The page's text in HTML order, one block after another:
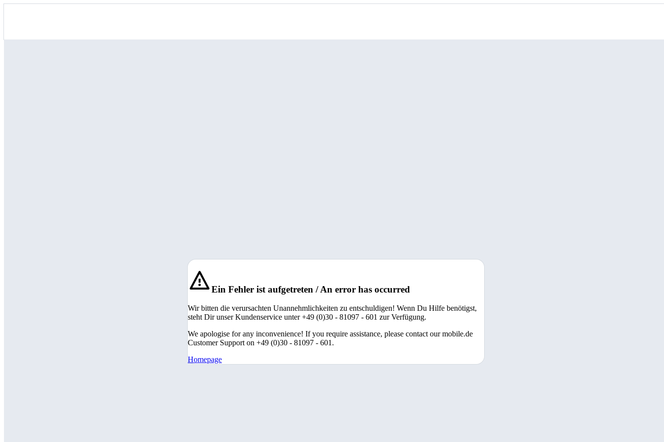
Ein Fehler ist aufgetreten / An error has occurred
Wir bitten die verursachten Unannehmlichkeiten zu entschuldigen! Wenn Du Hilfe benötigst,
steht Dir unser Kundenservice unter +49 (0)30 - 81097 - 601 zur Verfügung.
We apologise for any inconvenience! If you require assistance, please contact our mobile.de
Customer Support on +49 (0)30 - 81097 - 601.
Homepage